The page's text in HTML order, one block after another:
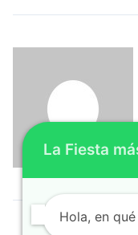
La Fiesta
Hola, en